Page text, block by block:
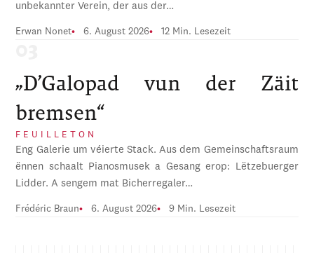
unbekannter Verein, der aus der…
Erwan Nonet 6. August 2026 12 Min. Lesezeit
„D’Galopad vun der Zäit
bremsen“
FEUILLETON
Eng Galerie um véierte Stack. Aus dem Gemeinschaftsraum
ënnen schaalt Pianosmusek a Gesang erop: Lëtzebuerger
Lidder. A sengem mat Bicherregaler…
Frédéric Braun 6. August 2026 9 Min. Lesezeit